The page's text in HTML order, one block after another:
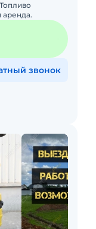
аренда.
звонок